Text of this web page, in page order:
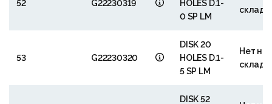
52 G22230319
HOLES D.1-
0 SP LM
складе
53 G22230320
DISK 20
HOLES D.1-
5 SP LM
Нет на
складе
DISK 52